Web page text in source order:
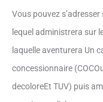
Vous pouvez
lequel administrera sur
laquelle aventurera Un
concessionnaire
decoloreEt TUV) puis